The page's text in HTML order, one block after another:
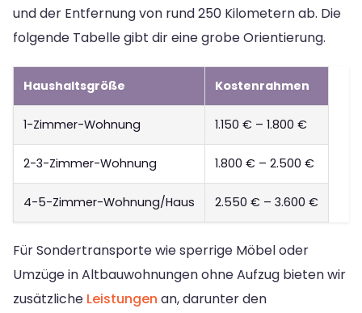
und der Entfernung von rund 250 Kilometern ab. Die
folgende Tabelle gibt dir eine grobe Orientierung.
Haushaltsgröße Kostenrahmen
1-Zimmer-Wohnung 1.150 € – 1.800 €
2-3-Zimmer-Wohnung 1.800 € – 2.500 €
4-5-Zimmer-Wohnung/Haus 2.550 € – 3.600 €
Für Sondertransporte wie sperrige Möbel oder
Umzüge in Altbauwohnungen ohne Aufzug bieten wir
zusätzliche Leistungen an, darunter den